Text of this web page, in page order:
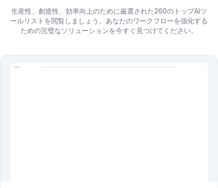
生産性、創造性、効率向上のために厳選された260のトップAIツ
ールリストを閲覧しましょう。あなたのワークフローを強化する
ための完璧なソリューションを今すぐ見つけてください。